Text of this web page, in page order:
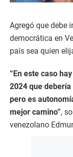
Agregó que debe
democrática en
país sea quien
“En este caso
2024 que
pero es
mejor camino”,
venezolano